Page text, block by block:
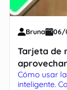
Bruna 06/
Tarjeta de
Cómo usar
inteligente.